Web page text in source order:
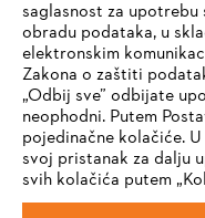
Servis
Politika privatnosti
Pravne informacije
Sie nutzen einen
eine optimale Nutzung
einem der folgenden
Firefox
saglasnost za
obradu podataka, u
elektronskim
Zakona o zaštiti
„Odbij sve” odbijate
neophodni. Putem
pojedinačne kolačiće.
svoj pristanak za dalju
svih kolačića putem